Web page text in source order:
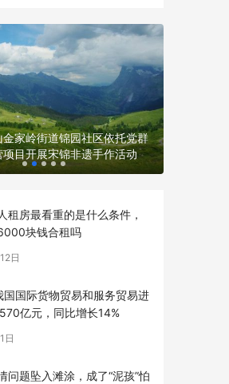
家岭街道锦园社区依托党群
目开展宋锦非遗手作活动
租房最看重的是什么条件，
块钱合租吗
日
国国际货物贸易和服务贸易进
亿元，同比增长14%
日
问题坠入滩涂，成了“泥孩”怕